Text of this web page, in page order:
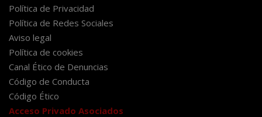
Política de Privacidad
Política de Redes Sociales
Aviso legal
Política de cookies
Canal Ético de Denuncias
Código de Conducta
Código Ético
Acceso Privado Asociados